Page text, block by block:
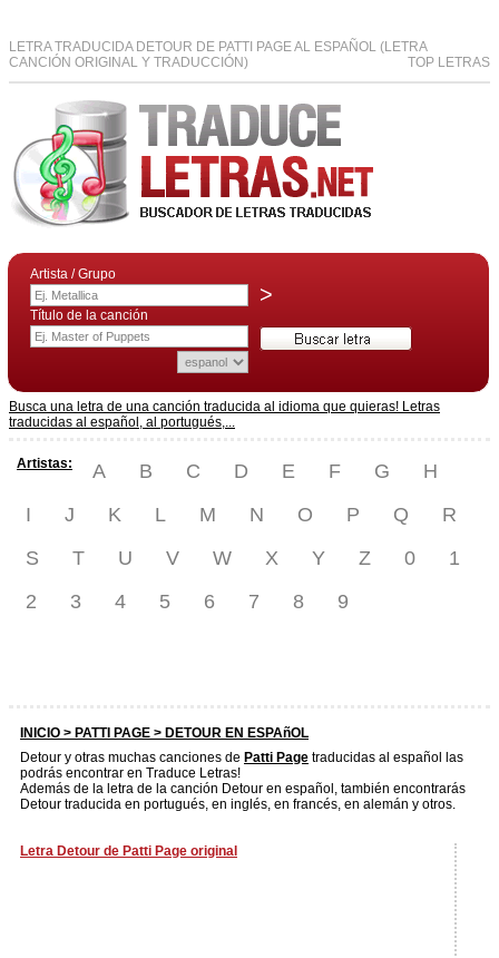
LETRA TRADUCIDA DETOUR DE PATTI PAGE AL ESPAÑOL (LETRA
CANCIÓN ORIGINAL Y TRADUCCIÓN)
TOP LETRAS
Artista / Grupo
>
Título de la canción
Busca una letra de una canción traducida al idioma que quieras! Letras
traducidas al español, al portugués,...
Artistas: A B C D E F G
H
I
J K L M N O P Q
R
S
T U V W X Y Z 0
1
2
3 4 5 6 7 8 9
INICIO > PATTI PAGE > DETOUR EN ESPAñOL
Detour y otras muchas canciones de Patti Page traducidas al español las
podrás encontrar en Traduce Letras!
Además de la letra de la canción Detour en español, también encontrarás
Detour traducida en portugués, en inglés, en francés, en alemán y otros.
Letra Detour de Patti Page original